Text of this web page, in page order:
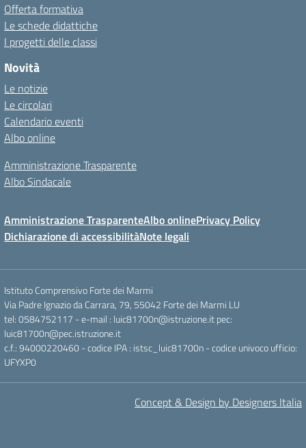
Offerta formativa
Le schede didattiche
I progetti delle classi
Novità
Le notizie
Le circolari
Calendario eventi
Albo online
Amministrazione Trasparente
Albo Sindacale
Amministrazione TrasparenteAlbo onlinePrivacy Policy
Dichiarazione di accessibilitàNote legali
Istituto Comprensivo Forte dei Marmi
Via Padre Ignazio da Carrara, 79, 55042 Forte dei Marmi LU
tel: 0584752117 - e-mail : luic81700n@istruzione.it pec:
luic81700n@pec.istruzione.it
c.f.: 94000220460 - codice IPA : istsc_luic81700n - codice univoco ufficio:
UFYXP0
Concept & Design by Designers Italia